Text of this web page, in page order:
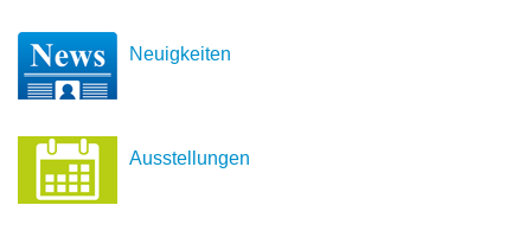
Neuigkeiten
Ausstellungen